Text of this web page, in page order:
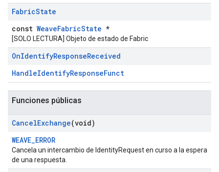
FabricState
const WeaveFabricState *
[SOLO LECTURA] Objeto de estado de Fabric
OnIdentifyResponseReceived
HandleIdentifyResponseFunct
Funciones públicas
CancelExchange(void)
WEAVE_ERROR
Cancela un intercambio de IdentityRequest en curso a la espera
de una respuesta.